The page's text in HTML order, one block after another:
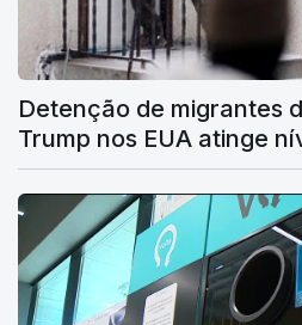
Detenção de migrantes
Trump nos EUA atinge